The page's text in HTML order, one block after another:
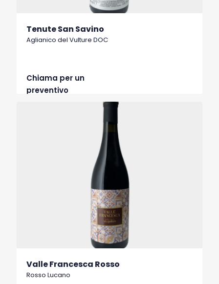
Tenute San Savino
Aglianico del Vulture DOC
Chiama per un
preventivo
Valle Francesca Rosso
Rosso Lucano